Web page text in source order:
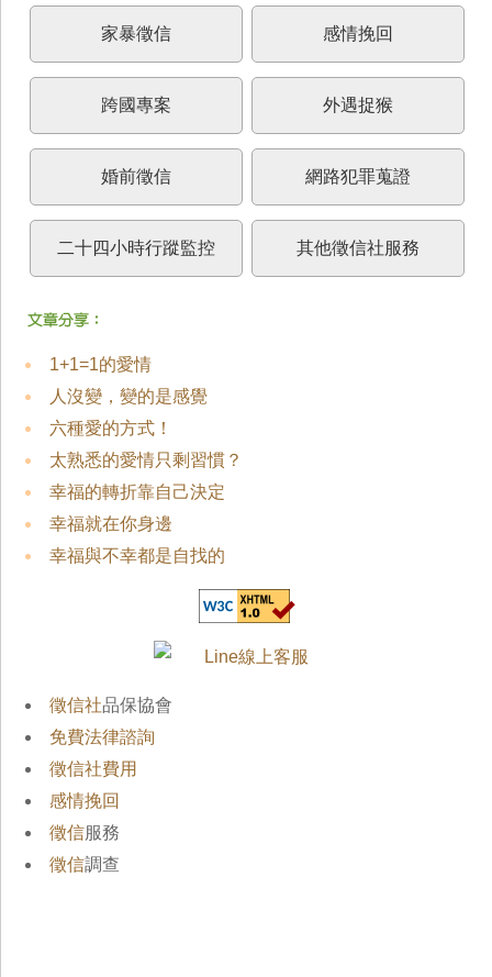
家暴徵信 感情挽回
跨國專案 外遇捉猴
婚前徵信 網路犯罪蒐證
二十四小時行蹤監控 其他徵信社服務
1+1=1的愛情
人沒變，變的是感覺
六種愛的方式！
太熟悉的愛情只剩習慣？
幸福的轉折靠自己決定
幸福就在你身邊
幸福與不幸都是自找的
徵信社品保協會
免費法律諮詢
徵信社費用
感情挽回
徵信服務
徵信調查